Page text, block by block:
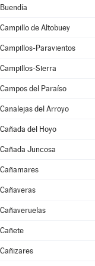
Buendía
Campillo de Altobuey
Campillos-Paravientos
Campillos-Sierra
Campos del Paraíso
Canalejas del Arroyo
Cañada del Hoyo
Cañada Juncosa
Cañamares
Cañaveras
Cañaveruelas
Cañete
Cañizares